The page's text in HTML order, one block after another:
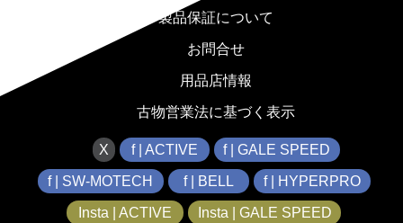
製品保証について
お問合せ
用品店情報
古物営業法に基づく表示
X f | ACTIVE f | GALE SPEED
f | SW-MOTECH f | BELL f | HYPERPRO
Insta | ACTIVE Insta | GALE SPEED